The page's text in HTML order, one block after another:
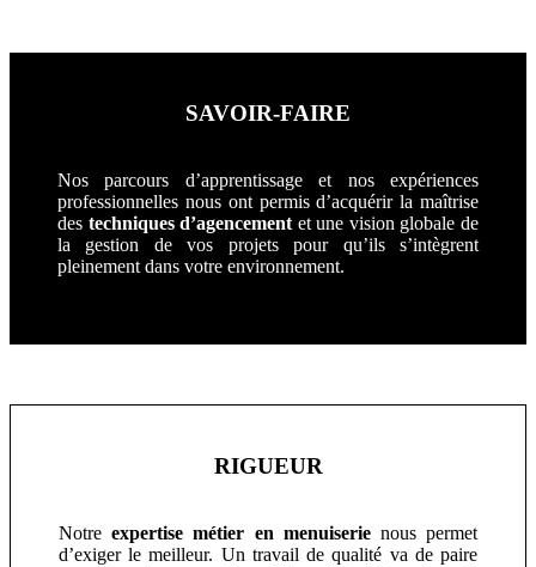
SAVOIR-FAIRE
Nos parcours d’apprentissage et nos expériences
professionnelles nous ont permis d’acquérir la maîtrise
des techniques d’agencement et une vision globale de
la gestion de vos projets pour qu’ils s’intègrent
pleinement dans votre environnement.
RIGUEUR
Notreexpertise métier en menuiserienous permet
d’exiger le meilleur. Un travail de qualité va de paire